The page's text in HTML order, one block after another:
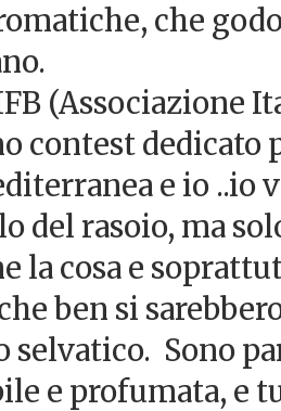
che
(Associazione
contest dedicato
e io ..io
del rasoio, ma
la cosa e
ben si
selvatico. Sono
e profumata, e